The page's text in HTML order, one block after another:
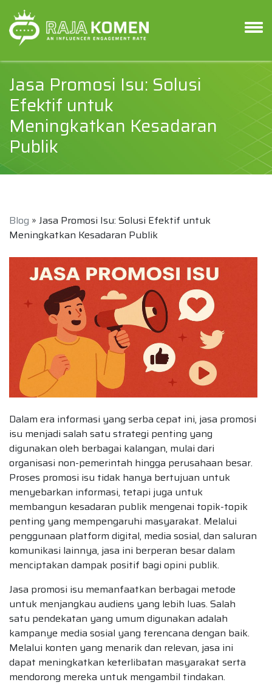
Jasa Promosi Isu: Solusi
Efektif untuk
Meningkatkan Kesadaran
Publik
Blog » Jasa Promosi Isu: Solusi Efektif untuk
Meningkatkan Kesadaran Publik
Dalam era informasi yang serba cepat ini, jasa promosi
isu menjadi salah satu strategi penting yang
digunakan oleh berbagai kalangan, mulai dari
organisasi non-pemerintah hingga perusahaan besar.
Proses promosi isu tidak hanya bertujuan untuk
menyebarkan informasi, tetapi juga untuk
membangun kesadaran publik mengenai topik-topik
penting yang mempengaruhi masyarakat. Melalui
penggunaan platform digital, media sosial, dan saluran
komunikasi lainnya, jasa ini berperan besar dalam
menciptakan dampak positif bagi opini publik.
Jasa promosi isu memanfaatkan berbagai metode
untuk menjangkau audiens yang lebih luas. Salah
satu pendekatan yang umum digunakan adalah
kampanye media sosial yang terencana dengan baik.
Melalui konten yang menarik dan relevan, jasa ini
dapat meningkatkan keterlibatan masyarakat serta
mendorong mereka untuk mengambil tindakan.